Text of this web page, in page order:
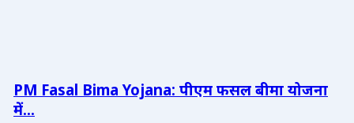
PM Fasal Bima Yojana: पीएम फसल बीमा योजना
में...